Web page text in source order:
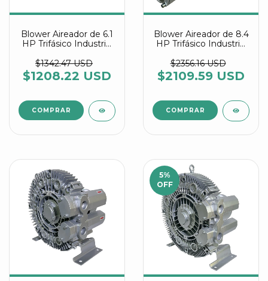
Blower Aireador de 6.1
HP Trifásico Industrial
2RB 520 7WW56
$1342.47 USD
$1208.22 USD
Blower Aireador de 8.4
HP Trifásico Industrial
2RB 720 7WW46
$2356.16 USD
$2109.59 USD
5%
OFF